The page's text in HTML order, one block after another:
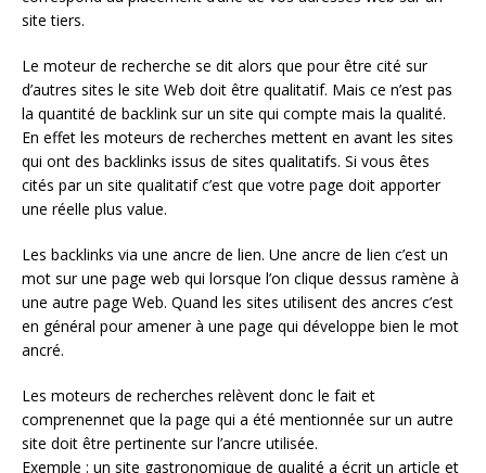
site tiers.
Le moteur de recherche se dit alors que pour être cité sur
d’autres sites le site Web doit être qualitatif. Mais ce n’est pas
la quantité de backlink sur un site qui compte mais la qualité.
En effet les moteurs de recherches mettent en avant les sites
qui ont des backlinks issus de sites qualitatifs. Si vous êtes
cités par un site qualitatif c’est que votre page doit apporter
une réelle plus value.
Les backlinks via une ancre de lien. Une ancre de lien c’est un
mot sur une page web qui lorsque l’on clique dessus ramène à
une autre page Web. Quand les sites utilisent des ancres c’est
en général pour amener à une page qui développe bien le mot
ancré.
Les moteurs de recherches relèvent donc le fait et
comprenennet que la page qui a été mentionnée sur un autre
site doit être pertinente sur l’ancre utilisée.
Exemple : un site gastronomique de qualité a écrit un article et